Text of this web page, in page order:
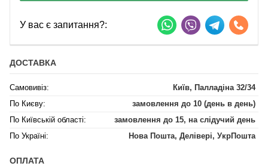
У вас є запитання?:
ДОСТАВКА
Самовивіз:
Київ, Палладіна 32/34
По Києву:
замовлення до 10 (день в день)
По Київській області:
замовлення до 15, на слідучий день
По Україні:
Нова Пошта, Делівері, УкрПошта
ОПЛАТА